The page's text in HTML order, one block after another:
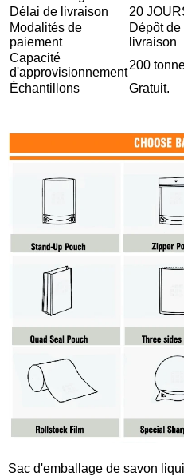
Délai de livraison
20
Modalités de
paiement
Dépôt de
livraison
Capacité
d'approvisionnement
200
Échantillons
Gratuit.
Sac d'emballage de savon